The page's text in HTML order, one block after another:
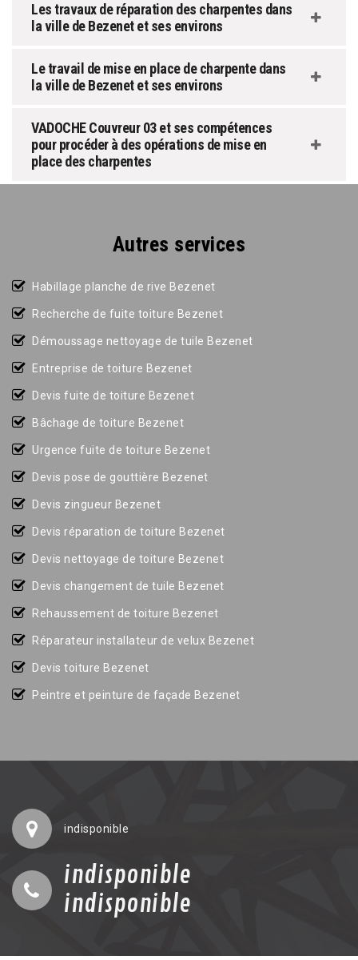
Les travaux de réparation des charpentes dans
la ville de Bezenet et ses environs
Le travail de mise en place de charpente dans
la ville de Bezenet et ses environs
VADOCHE Couvreur 03 et ses compétences
pour procéder à des opérations de mise en
place des charpentes
Autres services
Habillage planche de rive Bezenet
Recherche de fuite toiture Bezenet
Démoussage nettoyage de tuile Bezenet
Entreprise de toiture Bezenet
Devis fuite de toiture Bezenet
Bâchage de toiture Bezenet
Urgence fuite de toiture Bezenet
Devis pose de gouttière Bezenet
Devis zingueur Bezenet
Devis réparation de toiture Bezenet
Devis nettoyage de toiture Bezenet
Devis changement de tuile Bezenet
Rehaussement de toiture Bezenet
Réparateur installateur de velux Bezenet
Devis toiture Bezenet
Peintre et peinture de façade Bezenet
indisponible
indisponible
indisponible